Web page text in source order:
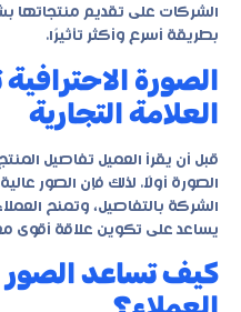
الشركات على تقديم منتجاتها
بطريقة أسرع وأكثر تأثيرًا.
الصورة الاحترافية
العلامة التجارية
قبل أن يقرأ العميل تفاصيل
الصورة أولًا. لذلك فإن الصور
الشركة بالتفاصيل، وتمنح
يساعد على تكوين علاقة أقوى مع
كيف تساعد